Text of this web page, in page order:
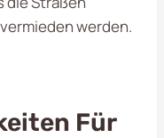
werden.
Für